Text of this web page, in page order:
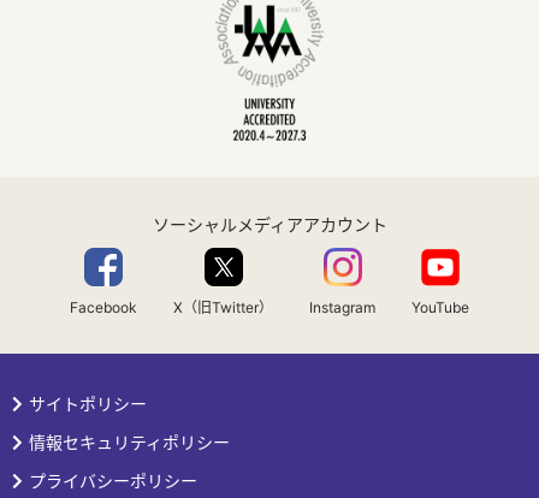
ソーシャルメディアアカウント
Facebook X（旧Twitter） Instagram YouTube
サイトポリシー
情報セキュリティポリシー
プライバシーポリシー